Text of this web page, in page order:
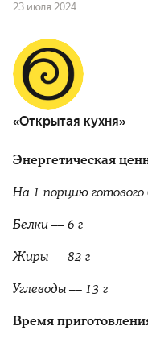
23 июля 2024
«Открытая кухня»
Энергетическая
На 1 порцию
Белки –– 6 г
Жиры –– 82 г
Углеводы –– 13 г
Время